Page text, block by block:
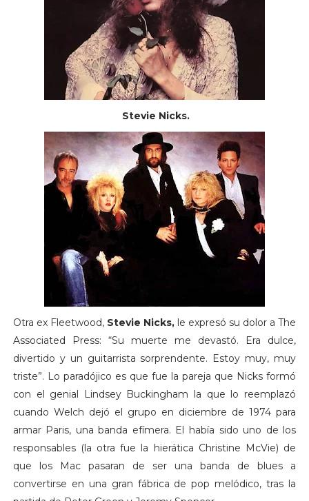
Stevie Nicks.
Otra ex Fleetwood, Stevie Nicks, le expresó su dolor a The
Associated Press: “Su muerte me devastó. Era dulce,
divertido y un guitarrista sorprendente. Estoy muy, muy
triste”. Lo paradójico es que fue la pareja que Nicks formó
con el genial Lindsey Buckingham la que lo reemplazó
cuando Welch dejó el grupo en diciembre de 1974 para
armar Paris, una banda efímera. El había sido uno de los
responsables (la otra fue la hierática Christine McVie) de
que los Mac pasaran de ser una banda de blues a
convertirse en una gran fábrica de pop melódico, tras la